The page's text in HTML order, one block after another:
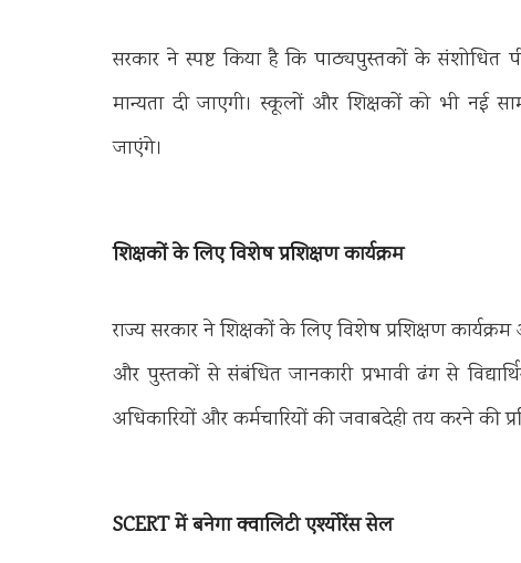
सरकार ने स्पष्ट किया है कि पाठ्यपुस्तकों के
मान्यता दी जाएगी। स्कूलों और शिक्षकों को भी नई
जाएंगे।
शिक्षकों के लिए विशेष प्रशिक्षण कार्यक्रम
राज्य सरकार ने शिक्षकों के लिए विशेष प्रशिक्षण
और पुस्तकों से संबंधित जानकारी प्रभावी ढंग से
अधिकारियों और कर्मचारियों की जवाबदेही तय करने की
SCERT में बनेगा क्वालिटी एश्योरेंस सेल